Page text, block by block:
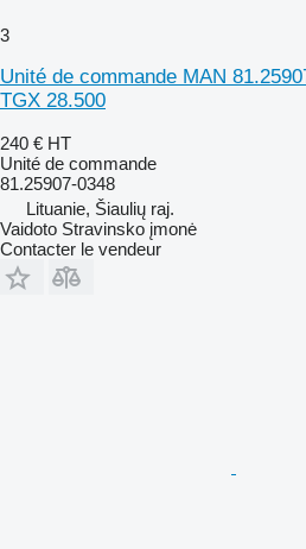
3
Unité de commande MAN
TGX 28.500
240 € HT
Unité de commande
81.25907-0348
Lituanie, Šiaulių raj.
Vaidoto Stravinsko įmonė
Contacter le vendeur